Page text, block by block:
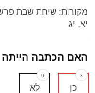
מקורות: שיחת שבת
יא, יג
האם הכתבה הייתה
כן
8
לא
0